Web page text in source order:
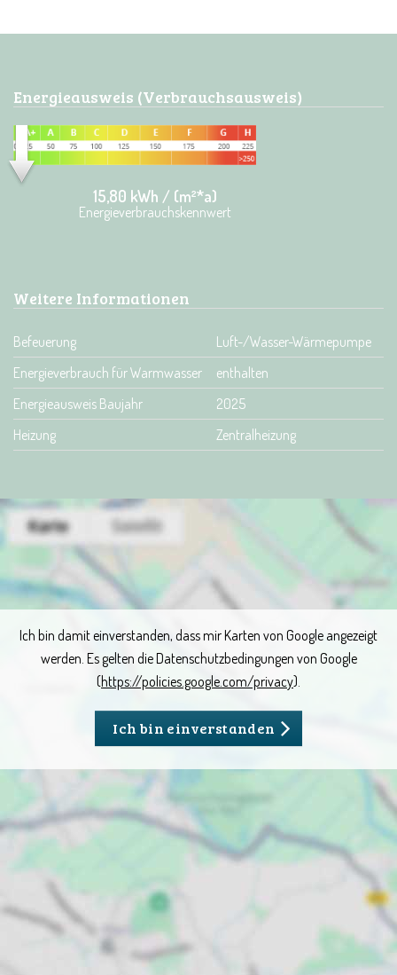
Energieausweis (Verbrauchsausweis)
15,80 kWh / (m²*a)
Energieverbrauchskennwert
Weitere Informationen
Befeuerung
Luft-/Wasser-Wärmepumpe
Energieverbrauch für Warmwasser
enthalten
Energieausweis Baujahr
2025
Heizung
Zentralheizung
Ich bin damit einverstanden, dass mir Karten von Google angezeigt
werden. Es gelten die Datenschutzbedingungen von Google
(https://policies.google.com/privacy).
Ich bin einverstanden